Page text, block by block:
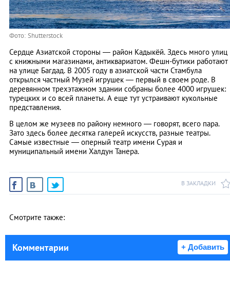
Фото: Shutterstock
Сердце Азиатской стороны — район Кадыкёй. Здесь много улиц
с книжными магазинами, антиквариатом. Фешн-бутики работают
на улице Багдад. В 2005 году в азиатской части Стамбула
открылся частный Музей игрушек — первый в своем роде. В
деревянном трехэтажном здании собраны более 4000 игрушек:
турецких и со всей планеты. А еще тут устраивают кукольные
представления.
В целом же музеев по району немного — говорят, всего пара.
Зато здесь более десятка галерей искусств, разные театры.
Самые известные — оперный театр имени Сурая и
муниципальный имени Халдун Танера.
В ЗАКЛАДКИ
Смотрите также:
Комментарии + Добавить